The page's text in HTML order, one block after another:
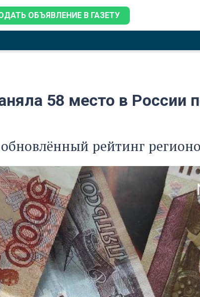
ОБЪЯВЛЕНИЕ В ГАЗЕТУ
58 место в России
рейтинг